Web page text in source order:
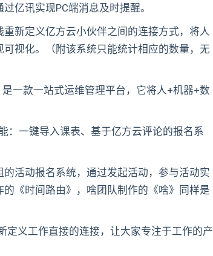
亿讯实现PC端消息及时提醒。
新定义亿方云小伙伴之间的连接方式，将人
视化。（附该系统只能统计相应的数量，无
一款一站式运维管理平台，它将人+机器+数
：一键导入课表、基于亿方云评论的报名系
活动报名系统，通过发起活动，参与活动实
《时间路由》，啥团队制作的《啥》同样是
定义工作直接的连接，让大家专注于工作的产